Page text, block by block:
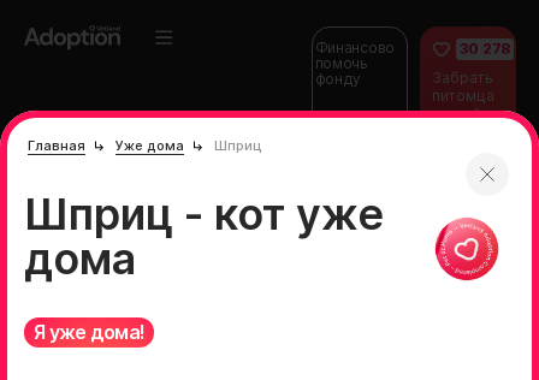
Финансово
помочь
фонду
30 278
Забрать
питомца
домой
Главная Уже дома Шприц
Шприц - кот уже
дома
Я уже дома!